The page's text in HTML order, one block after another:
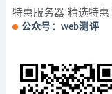
特惠服务器 精选特惠
公众号：web测评